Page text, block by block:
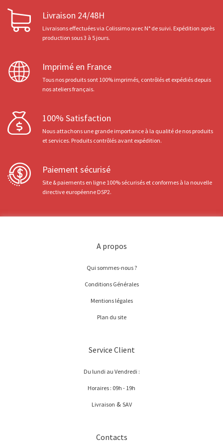
Livraison 24/48H
Livraisons effectuées via Colissimo avec N° de suivi. Expédition après
production sous 3 à 5 jours.
Imprimé en France
Tous nos produits sont 100% imprimés, contrôlés et expédiés depuis
nos ateliers français.
100% Satisfaction
Nous attachons une grande importance à la qualité de nos produits
et services. Produits contrôlés avant expédition.
Paiement sécurisé
Site & paiements en ligne 100% sécurisés et conformes à la nouvelle
directive européenne DSP2.
A propos
Qui sommes-nous ?
Conditions Générales
Mentions légales
Plan du site
Service Client
Du lundi au Vendredi :
Horaires : 09h - 19h
Livraison & SAV
Contacts